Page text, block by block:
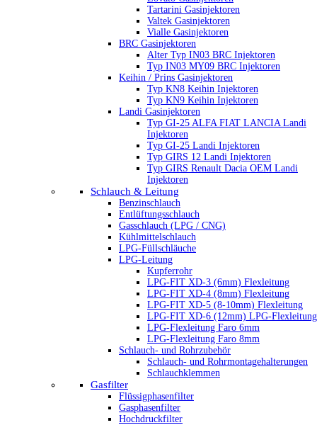
Tartarini Gasinjektoren
Valtek Gasinjektoren
Vialle Gasinjektoren
BRC Gasinjektoren
Alter Typ IN03 BRC Injektoren
Typ IN03 MY09 BRC Injektoren
Keihin / Prins Gasinjektoren
Typ KN8 Keihin Injektoren
Typ KN9 Keihin Injektoren
Landi Gasinjektoren
Typ GI-25 ALFA FIAT LANCIA Landi
Injektoren
Typ GI-25 Landi Injektoren
Typ GIRS 12 Landi Injektoren
Typ GIRS Renault Dacia OEM Landi
Injektoren
Schlauch & Leitung
Benzinschlauch
Entlüftungsschlauch
Gasschlauch (LPG / CNG)
Kühlmittelschlauch
LPG-Füllschläuche
LPG-Leitung
Kupferrohr
LPG-FIT XD-3 (6mm) Flexleitung
LPG-FIT XD-4 (8mm) Flexleitung
LPG-FIT XD-5 (8-10mm) Flexleitung
LPG-FIT XD-6 (12mm) LPG-Flexleitung
LPG-Flexleitung Faro 6mm
LPG-Flexleitung Faro 8mm
Schlauch- und Rohrzubehör
Schlauch- und Rohrmontagehalterungen
Schlauchklemmen
Gasfilter
Flüssigphasenfilter
Gasphasenfilter
Hochdruckfilter